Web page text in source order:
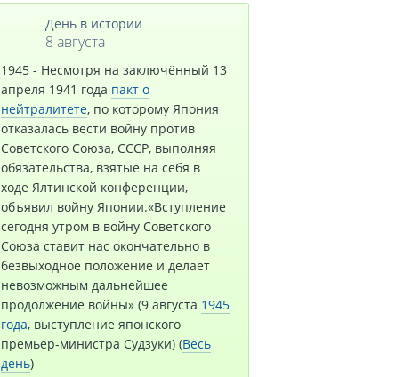
День в истории
8 августа
1945 - Несмотря на заключённый 13
апреля 1941 года пакт о
нейтралитете, по которому Япония
отказалась вести войну против
Советского Союза, СССР, выполняя
обязательства, взятые на себя в
ходе Ялтинской конференции,
объявил войну Японии.«Вступление
сегодня утром в войну Советского
Союза ставит нас окончательно в
безвыходное положение и делает
невозможным дальнейшее
продолжение войны» (9 августа 1945
года, выступление японского
премьер-министра Судзуки) (Весь
день)